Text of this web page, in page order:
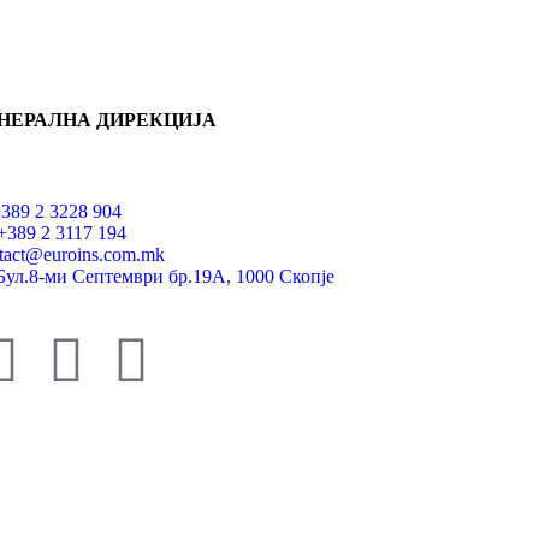
ДИРЕКЦИЈА
2 3228 904
2 3117 194
ми Септември бр.19А, 1000 Скопје